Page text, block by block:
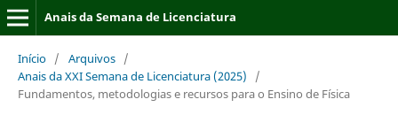
Anais da Semana de Licenciatura
Início / Arquivos /
Anais da XXI Semana de Licenciatura (2025)
/
Fundamentos, metodologias e recursos para o Ensino de Física